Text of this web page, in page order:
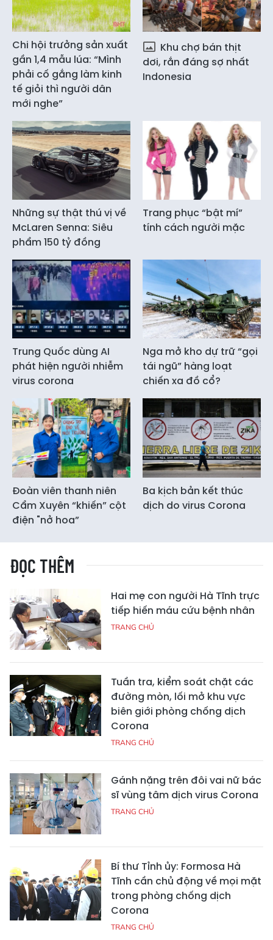
Chi hội trưởng sản xuất
gần 1,4 mẫu lúa: “Mình
phải cố gắng làm kinh
tế giỏi thì người dân
mới nghe”
Khu chợ bán thịt
dơi, rắn đáng sợ nhất
Indonesia
Những sự thật thú vị về
McLaren Senna: Siêu
phẩm 150 tỷ đồng
Trang phục “bật mí”
tính cách người mặc
Trung Quốc dùng AI
phát hiện người nhiễm
virus corona
Nga mở kho dự trữ “gọi
tái ngũ” hàng loạt
chiến xa đồ cổ?
Đoàn viên thanh niên
Cẩm Xuyên “khiến” cột
điện "nở hoa”
Ba kịch bản kết thúc
dịch do virus Corona
ĐỌC THÊM
Hai mẹ con người Hà Tĩnh trực
tiếp hiến máu cứu bệnh nhân
TRANG CHỦ
Tuần tra, kiểm soát chặt các
đường mòn, lối mở khu vực
biên giới phòng chống dịch
Corona
TRANG CHỦ
Gánh nặng trên đôi vai nữ bác
sĩ vùng tâm dịch virus Corona
TRANG CHỦ
Bí thư Tỉnh ủy: Formosa Hà
Tĩnh cần chủ động về mọi mặt
trong phòng chống dịch
Corona
TRANG CHỦ